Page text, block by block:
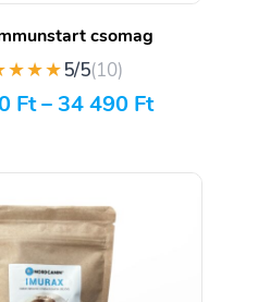
csomag
5/5(10)
Ft–34 490 Ft